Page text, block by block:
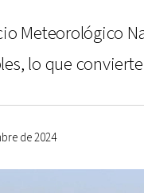
Meteorológico
lo que
de 2024